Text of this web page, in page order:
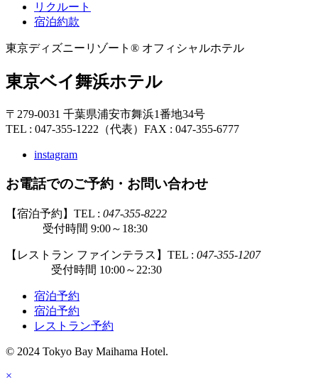
リクルート
宿泊約款
東京ディズニーリゾート® オフィシャルホテル
東京ベイ舞浜ホテル
〒279-0031 千葉県浦安市舞浜1番地34号
TEL : 047-355-1222（代表） FAX : 047-355-6777
instagram
お電話でのご予約・お問い合わせ
【宿泊予約】TEL : 047-355-8222
受付時間 9:00～18:30
【レストラン ファインテラス】TEL : 047-355-1207
受付時間 10:00～22:30
宿泊予約
宿泊予約
レストラン予約
© 2024 Tokyo Bay Maihama Hotel.
×